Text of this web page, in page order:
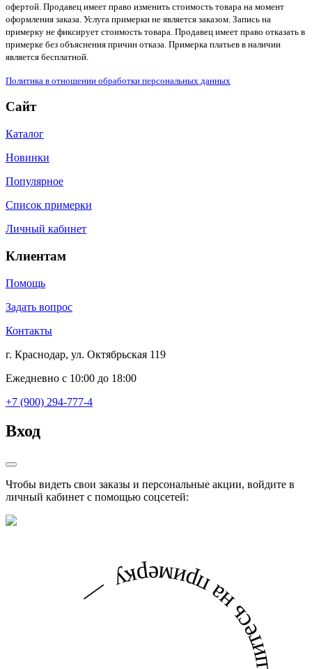
офертой. Продавец имеет право изменить стоимость товара на момент
оформления заказа. Услуга примерки не является заказом. Запись на
примерку не фиксирует стоимость товара. Продавец имеет право отказать в
примерке без объяснения причин отказа. Примерка платьев в наличии
является бесплатной.
Политика в отношении обработки персональных данных
Сайт
Каталог
Новинки
Популярное
Список примерки
Личный кабинет
Клиентам
Помощь
Задать вопрос
Контакты
г. Краснодар, ул. Октябрьская 119
Ежедневно с 10:00 до 18:00
+7 (900) 294-777-4
Вход
Чтобы видеть свои заказы и персональные акции, войдите в
личный кабинет с помощью соцсетей: